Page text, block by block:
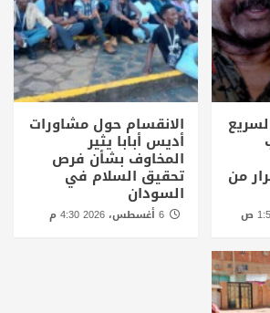
من
الانقسام حول مشاورات
أديس أبابا يثير
المخاوف بشأن فرص
تحقيق السلام في
السودان
6 أغسطس، 2026 4:30 م